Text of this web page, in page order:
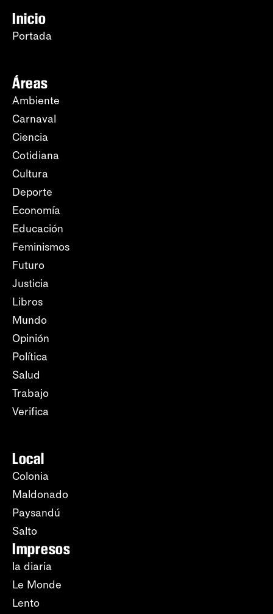
Inicio
Portada
Áreas
Ambiente
Carnaval
Ciencia
Cotidiana
Cultura
Deporte
Economía
Educación
Feminismos
Futuro
Justicia
Libros
Mundo
Opinión
Política
Salud
Trabajo
Verifica
Local
Colonia
Maldonado
Paysandú
Salto
Impresos
la diaria
Le Monde
Lento